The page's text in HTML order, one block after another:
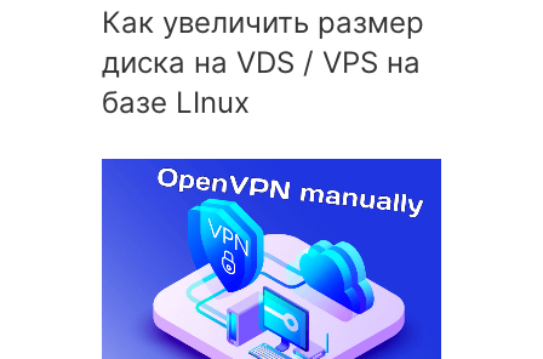
Как увеличить размер
диска на VDS / VPS на
базе LInux